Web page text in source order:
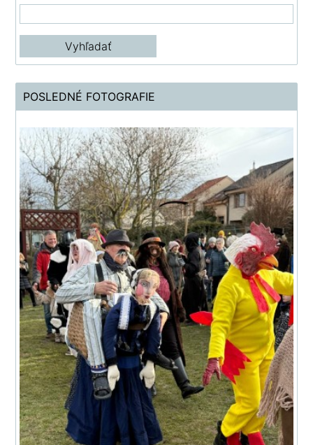
POSLEDNÉ FOTOGRAFIE